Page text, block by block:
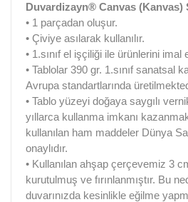
Duvardizayn® Canvas (Kanvas)
• 1 parçadan oluşur.
• Çiviye asılarak kullanılır.
• 1.sınıf el işçiliği ile ürünlerini imal
• Tablolar 390 gr. 1.sınıf sanatsal
Avrupa standartlarında
• Tablo yüzeyi doğaya saygılı
yıllarca kullanma imkanı
kullanılan ham maddeler Dünya
onaylıdır.
• Kullanılan ahşap çerçevemiz 3
kurutulmuş ve fırınlanmıştır. Bu
duvarınızda kesinlikle eğilme